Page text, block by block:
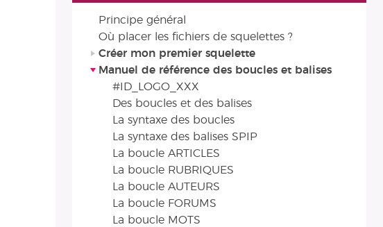
Principe général
Où placer les fichiers de squelettes ?
Créer mon premier squelette
Manuel de référence des boucles et balises
#ID_LOGO_XXX
Des boucles et des balises
La syntaxe des boucles
La syntaxe des balises SPIP
La boucle ARTICLES
La boucle RUBRIQUES
La boucle AUTEURS
La boucle FORUMS
La boucle MOTS